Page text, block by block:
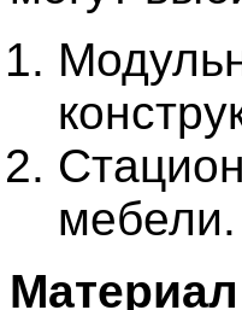
мебели.